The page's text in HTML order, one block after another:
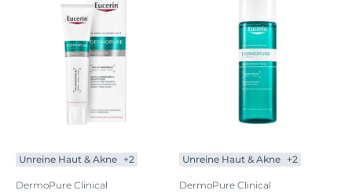
Unreine Haut & Akne +2
DermoPure Clinical
Unreine Haut & Akne +2
DermoPure Clinical